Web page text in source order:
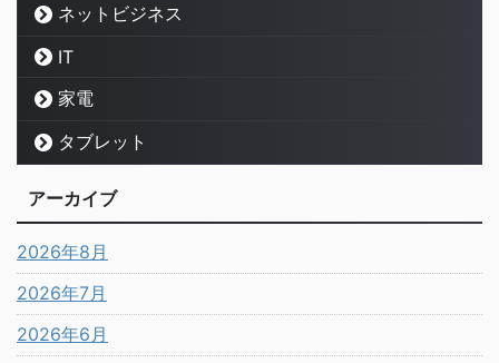
ネットビジネス
IT
家電
タブレット
アーカイブ
2026年8月
2026年7月
2026年6月